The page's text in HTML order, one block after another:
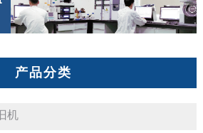
产品分类
旧机